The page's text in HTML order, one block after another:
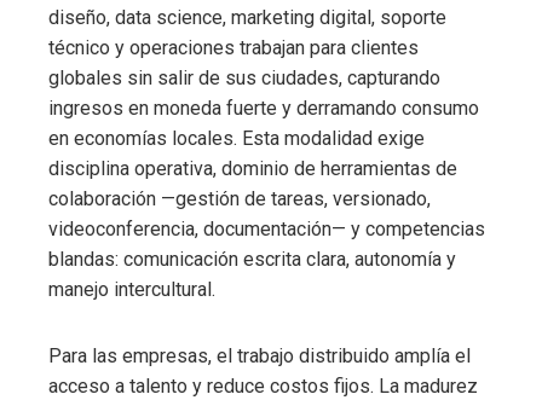
diseño, data science, marketing digital, soporte
técnico y operaciones trabajan para clientes
globales sin salir de sus ciudades, capturando
ingresos en moneda fuerte y derramando consumo
en economías locales. Esta modalidad exige
disciplina operativa, dominio de herramientas de
colaboración —gestión de tareas, versionado,
videoconferencia, documentación— y competencias
blandas: comunicación escrita clara, autonomía y
manejo intercultural.
Para las empresas, el trabajo distribuido amplía el
acceso a talento y reduce costos fijos. La madurez